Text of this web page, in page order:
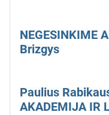
NEGESINKIME
Brizgys
Paulius
AKADEMIJA IR